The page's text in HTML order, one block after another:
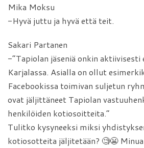
Mika Moksu
-Hyvä juttu ja hyvä että teit.
Sakari Partanen
-”Tapiolan jäseniä onkin
Karjalassa. Asialla on ollut
Facebookissa toimivan suljetun
ovat jäljittäneet Tapiolan
henkilöiden kotiosoitteita.”
Tulitko kysyneeksi miksi
kotiosotteita jäljitetään? 🧐😬 Minua